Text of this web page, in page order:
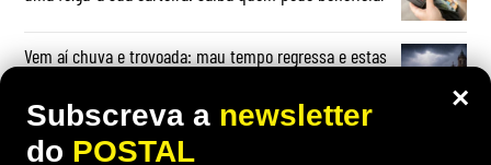
Vem aí chuva e trovoada: mau tempo regressa e estas
×
Subscreva a newsletter
do POSTAL